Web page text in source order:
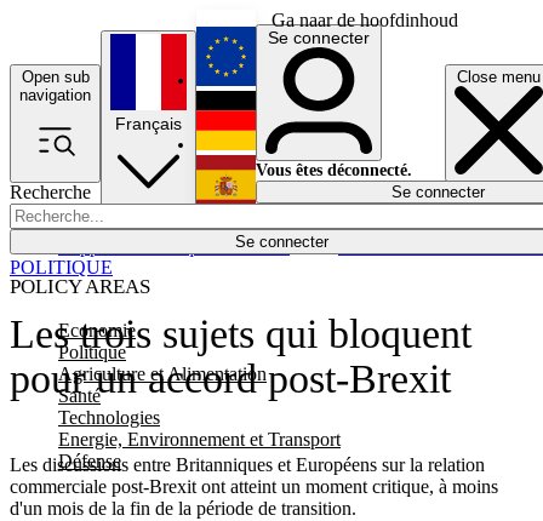
Ga naar de hoofdinhoud
Open sub
navigation
Close menu
Recherche
Se connecter
POLICY AREAS
Economie
Politique
Agriculture et Alimentation
Santé
Technologies
Energie, Environnement et Transport
Défense
Économie
Français
English
Deutsch
Español
Se connecter
Vous êtes déconnecté.
Se connecter
Les trois sujets qui bloquent
pour un accord post-Brexit
Les discussions entre Britanniques et Européens sur la relation
commerciale post-Brexit ont atteint un moment critique, à moins
d'un mois de la fin de la période de transition.
POLITIQUE